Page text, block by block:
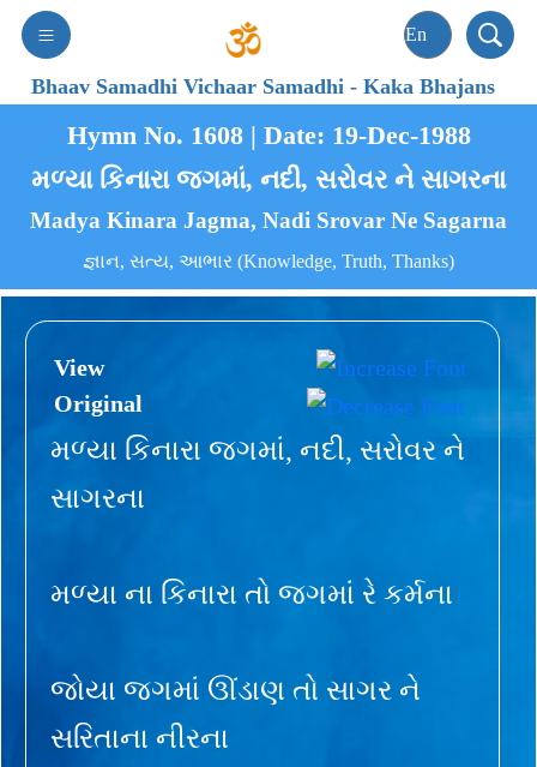
Bhaav Samadhi Vichaar Samadhi-Kaka Bhajans
Hymn No. 1608 | Date: 19-Dec-1988
મળ્યા કિનારા જગમાં, નદી, સરોવર ને સાગરના
Madya Kinara Jagma, Nadi Srovar Ne Sagarna
જ્ઞાન, સત્ય, આભાર (Knowledge, Truth, Thanks)
View
Original
મળ્યા કિનારા જગમાં, નદી, સરોવર ને
સાગરના
મળ્યા ના કિનારા તો જગમાં રે કર્મના
જોયા જગમાં ઊંડાણ તો સાગર ને
સરિતાના નીરના